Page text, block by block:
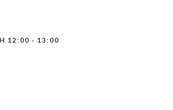
12:00 - 13:00